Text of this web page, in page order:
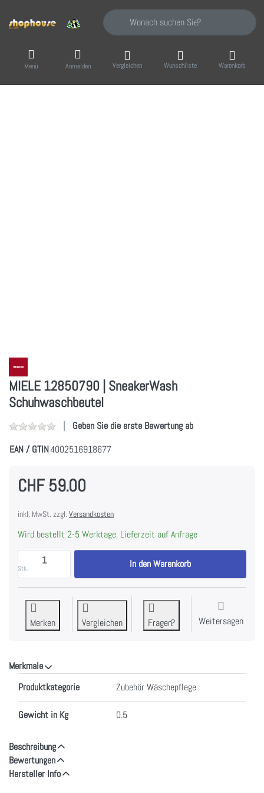
Geben Sie einen Suchbegriff ein. Während
Menü Anmelden Vergleichen Wunschliste Warenkorb
MIELE 12850790 | SneakerWash
Schuhwaschbeutel
Geben Sie die erste Bewertung ab
EAN / GTIN4002516918677
CHF 59.00
inkl. MwSt. zzgl. Versandkosten
Wird bestellt 2-5 Werktage, Lieferzeit auf Anfrage
Stk.
MIELE 12850790 | SneakerWash Schuhwaschbeutel
In den Warenkorb
Merken Vergleichen Fragen? Weitersagen
Merkmale
Produktkategorie Zubehör Wäschepflege
Gewicht in Kg 0.5
Beschreibung
Bewertungen
Hersteller Info